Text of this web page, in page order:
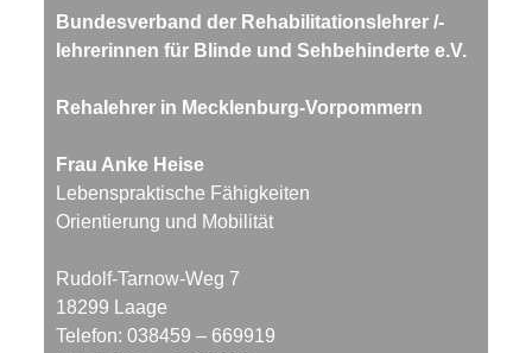
Bundesverband der Rehabilitationslehrer /-
lehrerinnen für Blinde und Sehbehinderte e.V.
Rehalehrer in Mecklenburg-Vorpommern
Frau Anke Heise
Lebenspraktische Fähigkeiten
Orientierung und Mobilität
Rudolf-Tarnow-Weg 7
18299 Laage
Telefon: 038459 – 669919